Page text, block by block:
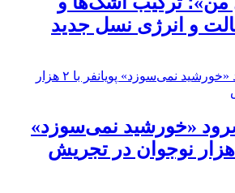
و انرژی نسل جدید
«خورشید نمی‌سوزد»